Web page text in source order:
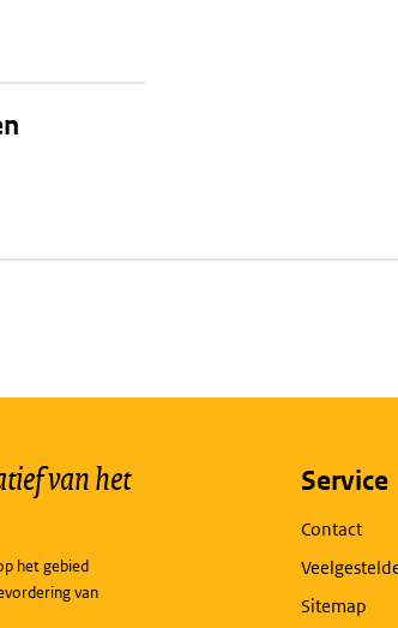
van het
het gebied
van
Service
Contact
Sitemap